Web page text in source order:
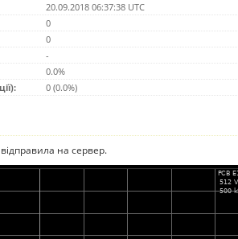
20.09.2018 06:37:38 UTC
0
0
-
0.0%
0 (0.0%)
відправила на сервер.